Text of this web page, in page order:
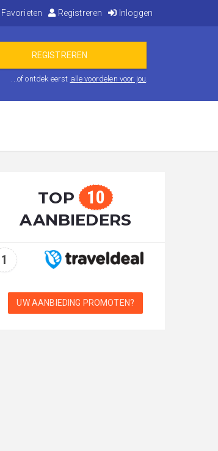
Favorieten Registreren Inloggen
...of ontdek eerst alle voordelen voor jou.
TOP 10
AANBIEDERS
1
UW AANBIEDING PROMOTEN?